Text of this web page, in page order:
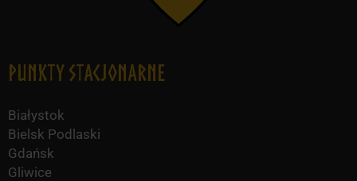
Punkty Stacjonarne
Białystok
Bielsk Podlaski
Gdańsk
Gliwice